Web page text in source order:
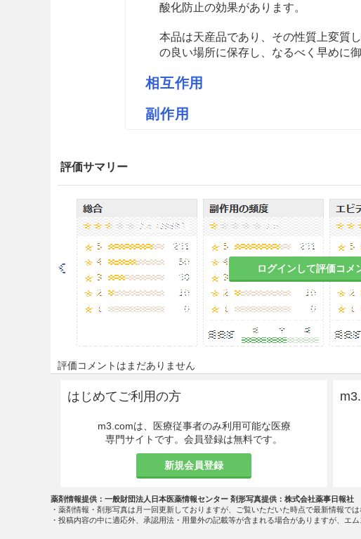
酸化防止の効果があります。
本品は天産品であり、その性質上変質
の良い場所に保存し、なるべく早めに御
相互作用
副作用
評価サマリー
ログインして評価コメ
評価コメントはまだありません
はじめてご利用の方
m3.comは、医療従事者のみ利用可能な医療
専門サイトです。会員登録は無料です。
新規会員登録
薬剤情報提供：一般財団法人日本医薬情報センター 剤形写真提供：株式会社薬事日報社
・薬剤情報・剤形写真は月一回更新しておりますが、ご覧いただいた時点で最新情報で
・投稿内容の中に適応外、承認用法・用量外の記載等が含まれる場合がありますが、エ